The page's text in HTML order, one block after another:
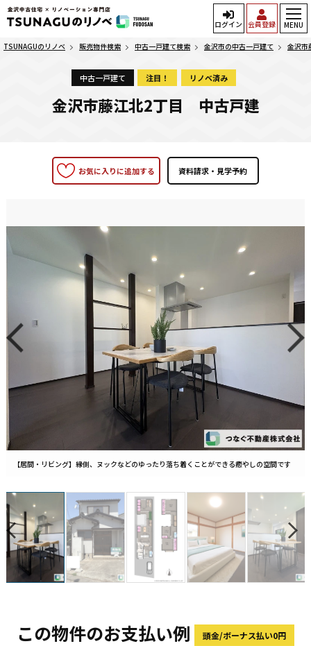
ログイン 会員登録 MENU
TSUNAGUのリノベ 販売物件検索 中古一戸建て検索 金沢市の中古一戸建て 金沢
中古一戸建て 注目！ リノベ済み
金沢市藤江北2丁目 中古戸建
お気に入りに追加する
【居間・リビング】縁側、ヌックなどのゆったり落ち着くことができる癒やしの空間です
この物件のお支払い例 頭金/ボーナス払い0円